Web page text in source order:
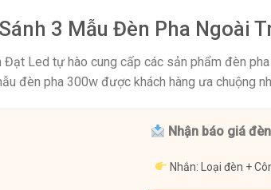
3 Mẫu Đèn Pha Ngoài
Đạt Led tự hào cung cấp các sản phẩm đèn
đèn pha 300w được khách hàng ưa chuộng
Nhận báo giá
Nhắn: Loại đèn +